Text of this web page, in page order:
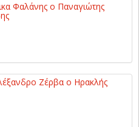
Φαλάνης ο Παναγιώτης
Ζέρβα ο Ηρακλής